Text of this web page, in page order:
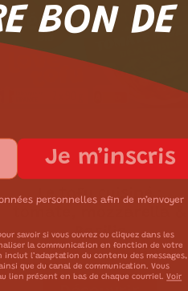
Le tofu cuisiné :
Basilic
4.2 (126)
BON DE
Je m’inscris
personnelles afin de m’envoyer
savoir si vous ouvrez ou cliquez dans les
la communication en fonction de votre
l’adaptation du contenu des messages,
que du canal de communication. Vous
lien présent en bas de chaque courriel.Voir